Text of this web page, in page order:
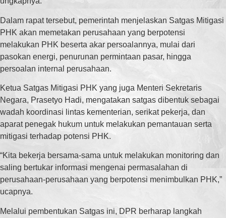
Dalam rapat tersebut, pemerintah menjelaskan Satgas Mitigasi
PHK akan memetakan perusahaan yang berpotensi
melakukan PHK beserta akar persoalannya, mulai dari
pasokan energi, penurunan permintaan pasar, hingga
persoalan internal perusahaan.
Ketua Satgas Mitigasi PHK yang juga Menteri Sekretaris
Negara, Prasetyo Hadi, mengatakan satgas dibentuk sebagai
wadah koordinasi lintas kementerian, serikat pekerja, dan
aparat penegak hukum untuk melakukan pemantauan serta
mitigasi terhadap potensi PHK.
“Kita bekerja bersama-sama untuk melakukan monitoring dan
saling bertukar informasi mengenai permasalahan di
perusahaan-perusahaan yang berpotensi menimbulkan PHK,”
ucapnya.
Melalui pembentukan Satgas ini, DPR berharap langkah